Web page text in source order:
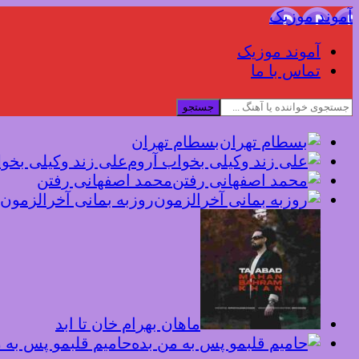
آموند موزیک
آموند موزیک
تماس با ما
جستجو
بسطام تهران
علی زند وکیلی
محمد اصفهانی رفتن
روزبه بمانی آخرالزمون
ماهان بهرام خان تا ابد
حامیم قلبمو پس به